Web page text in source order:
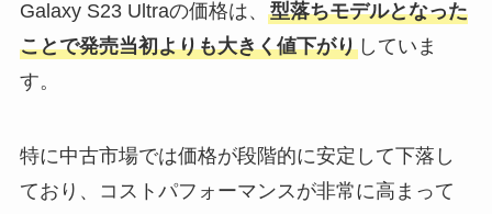
Galaxy S23 Ultraの価格は、 型落ちモデルとなった
ことで発売当初よりも大きく値下がりしていま
す。
特に中古市場では価格が段階的に安定して下落し
ており、コストパフォーマンスが非常に高まって